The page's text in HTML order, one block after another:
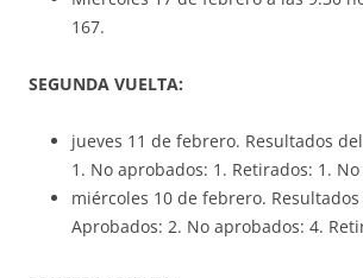
167.
SEGUNDA VUELTA:
jueves 11 de febrero. Resultados
1. No aprobados: 1. Retirados: 1.
miércoles 10 de febrero.
Aprobados: 2. No aprobados: 4.